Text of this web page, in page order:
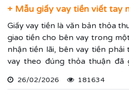
+ Mẫu giấy vay tiền viết tay
Giấy vay tiền là văn bản thỏa
giao tiền cho bên vay trong
nhận tiền lãi, bên vay tiền
vay theo đúng thỏa thuận đã
cho vay tiền chuẩn xác.
26/02/2026 181634